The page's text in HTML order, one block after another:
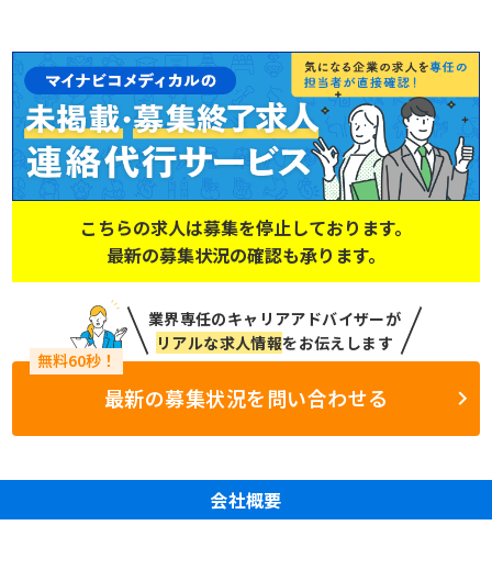
こちらの求人は募集を停止しております。
最新の募集状況の確認も承ります。
業界専任のキャリアアドバイザーが
リアルな求人情報をお伝えします
最新の募集状況を問い合わせる
会社概要